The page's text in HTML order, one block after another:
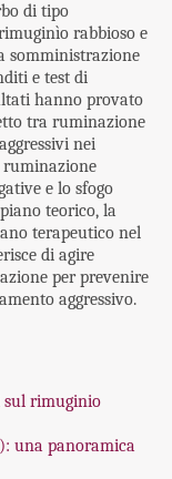
di tipo
rabbioso e
somministrazione
e test di
hanno provato
tra ruminazione
nei
ruminazione
e lo sfogo
teorico, la
terapeutico nel
di agire
per prevenire
aggressivo.
sul rimuginio
una panoramica